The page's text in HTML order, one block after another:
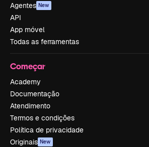
Agentes New
API
App móvel
Todas as ferramentas
Começar
Academy
Documentação
Atendimento
Termos e condições
Política de privacidade
Originais New